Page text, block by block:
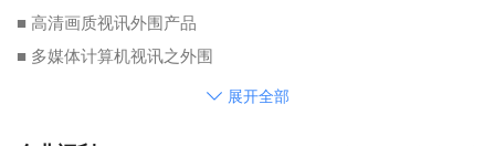
■ 高清画质视讯外围产品
■ 多媒体计算机视讯之外围
展开全部